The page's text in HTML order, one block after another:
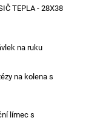
TEPLA - 28X38
na ruku
na kolena s
límec s